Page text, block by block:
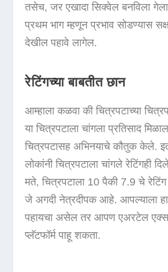
तसेच, जर एखादा सिक्वेल बनविला
प्रथम भाग म्हणून प्रभाव सोडण्यास
देखील पहावे लागेल.
रेटिंगच्या बाबतीत छान
आम्हाला कळवा की चित्रपटाच्या
या चित्रपटाला चांगला प्रतिसाद
चित्रपटासह अभिनयाचे कौतुक केले.
लोकांनी चित्रपटाला चांगले रेटिंगही
मते, चित्रपटाला 10 पैकी 7.9 चे
जे अगदी नेत्रदीपक आहे. आपल्याला
पहायचा असेल तर आपण एअरटेल
प्लॅटफॉर्म पाहू शकता.